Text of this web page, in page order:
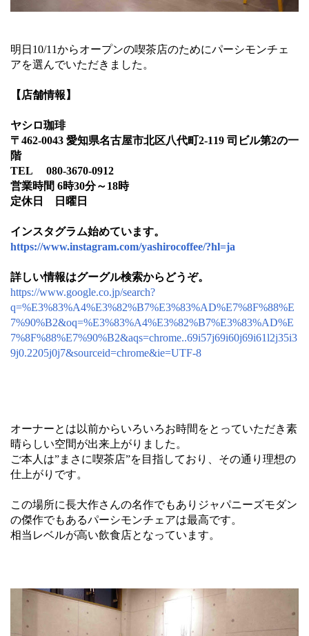
明日10/11からオープンの喫茶店のためにパーシモンチェ
アを選んでいただきました。
【店舗情報】
ヤシロ珈琲
〒462-0043 愛知県名古屋市北区八代町2-119 司ビル第2の一
階
TEL 080-3670-0912
営業時間 6時30分～18時
定休日 日曜日
インスタグラム始めています。
https://www.instagram.com/yashirocoffee/?hl=ja
詳しい情報はグーグル検索からどうぞ。
https://www.google.co.jp/search?
q=%E3%83%A4%E3%82%B7%E3%83%AD%E7%8F%88%E
7%90%B2&oq=%E3%83%A4%E3%82%B7%E3%83%AD%E
7%8F%88%E7%90%B2&aqs=chrome..69i57j69i60j69i61l2j35i3
9j0.2205j0j7&sourceid=chrome&ie=UTF-8
オーナーとは以前からいろいろお時間をとっていただき素
晴らしい空間が出来上がりました。
ご本人は”まさに喫茶店”を目指しており、その通り理想の
仕上がりです。
この場所に長大作さんの名作でもありジャパニーズモダン
の傑作でもあるパーシモンチェアは最高です。
相当レベルが高い飲食店となっています。